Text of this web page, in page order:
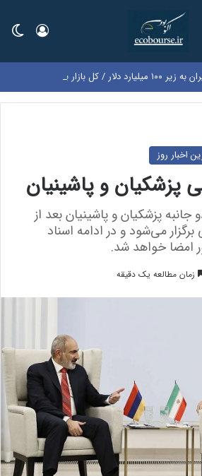
ورود
اخبار روز
پزشکیان و پاشینیان
پزشکیان و پاشینیان بعد از
می‌شود و در ادامه اسناد
امضا خواهد شد.
زمان مطالعه یک دقیقه